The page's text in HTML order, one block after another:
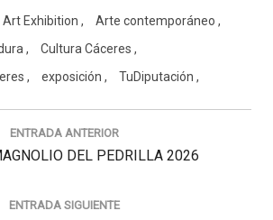
Art Exhibition
Arte contemporáneo
Cultura Cáceres
exposición TuDiputación
ENTRADA ANTERIOR
DEL PEDRILLA 2026
ENTRADA SIGUIENTE